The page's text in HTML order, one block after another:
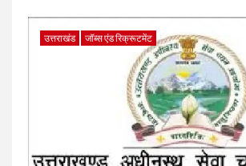
उत्तराखंड जॉब्स एंड रिक्रूटमेंट